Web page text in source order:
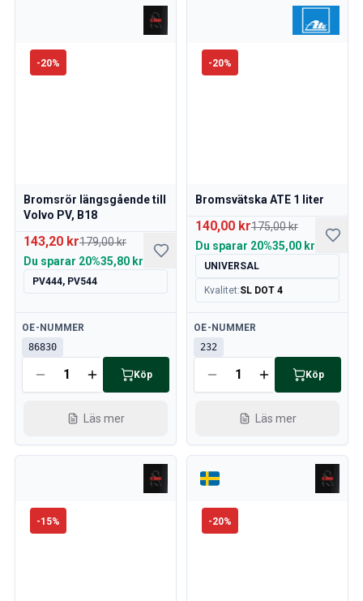
-20%
Bromsrör längsgående till
Volvo PV, B18
143,20 kr179,00 kr
Du sparar 20%35,80 kr
PV444, PV544
Tillgänglig
OE-NUMMER
86830
Köp
Läs mer
-20%
Bromsvätska ATE 1 liter
140,00 kr175,00 kr
Du sparar 20%35,00 kr
UNIVERSAL
Kvalitet:SL DOT 4
Tillgänglig
OE-NUMMER
232
Köp
Läs mer
-15% -20%